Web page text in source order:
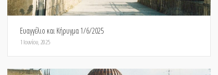
Ευαγγέλιο και Κήρυγμα 1/6/2025
1 Ιουνίου, 2025